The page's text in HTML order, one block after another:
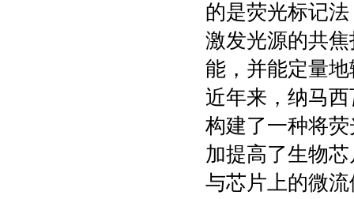
的是荧光标记
激发光源的共
能，并能定量
近年来，纳马
构建了一种将
加提高了生物
与芯片上的微